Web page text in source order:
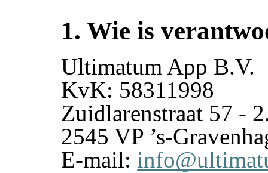
1. Wie is
Ultimatum App B.V.
KvK: 58311998
Zuidlarenstraat 57 -
2545 VP ’s-
E-mail: